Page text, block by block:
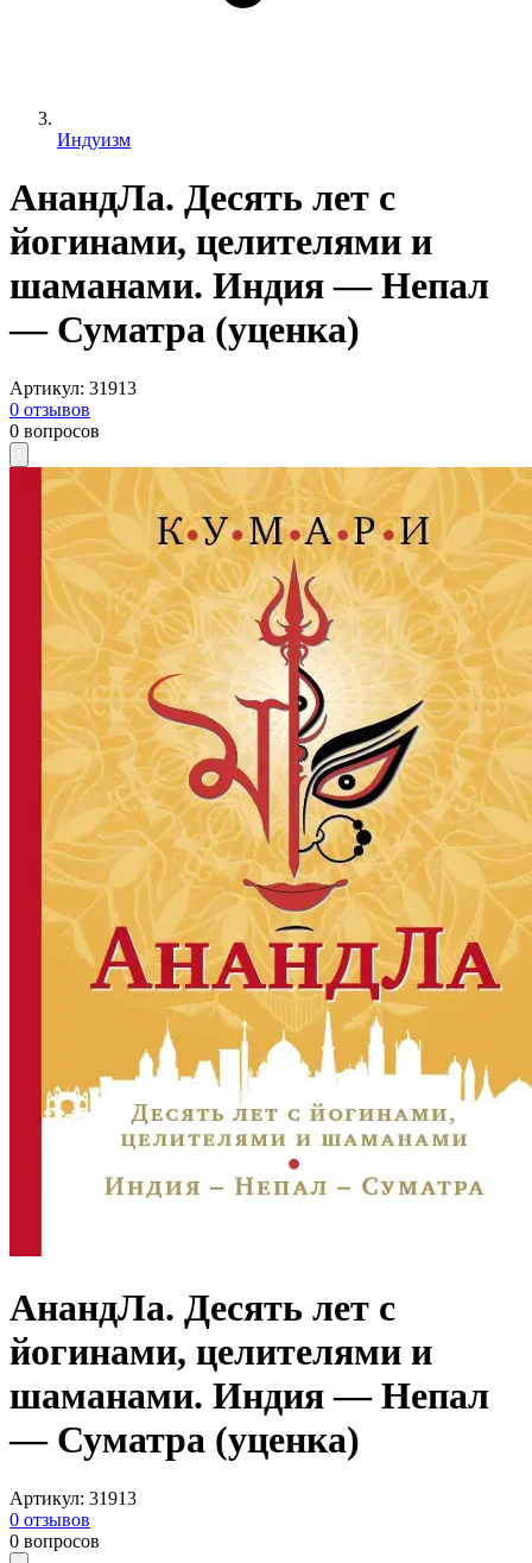
Индуизм
АнандЛа. Десять лет с
йогинами, целителями и
шаманами. Индия — Непал
— Суматра (уценка)
Артикул: 31913
0 отзывов
0 вопросов
АнандЛа. Десять лет с
йогинами, целителями и
шаманами. Индия — Непал
— Суматра (уценка)
Артикул: 31913
0 отзывов
0 вопросов